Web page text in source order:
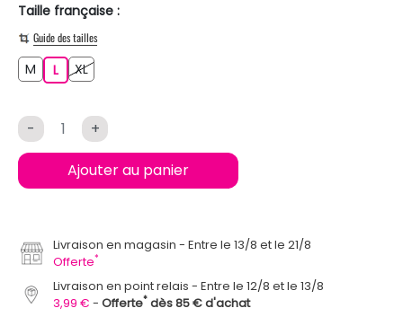
Taille française :
Guide des tailles
M LL XLXL
- +
Ajouter au panier
Livraison en magasin
Entre le 13/8 et le 21/8
Offerte*
Livraison en point relais
Entre le 12/8 et le 13/8
3,99 €
Offerte* dès 85 € d'achat